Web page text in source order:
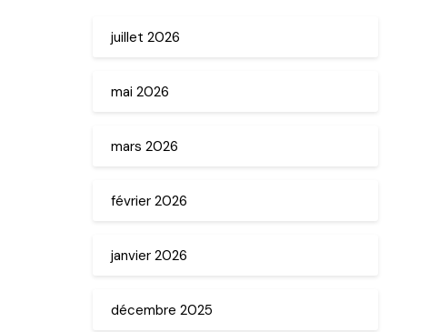
juillet 2026
mai 2026
mars 2026
février 2026
janvier 2026
décembre 2025